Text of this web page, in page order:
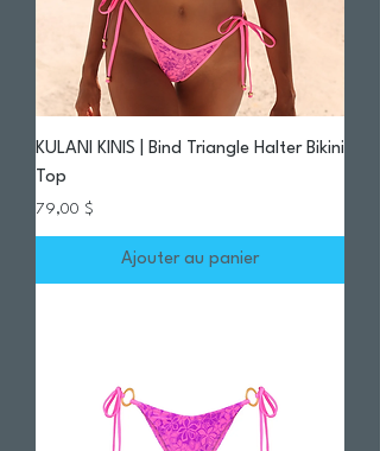
KULANI KINIS | Bind Triangle Halter Bikini
Top
Prix
79,00 $
Ajouter au panier